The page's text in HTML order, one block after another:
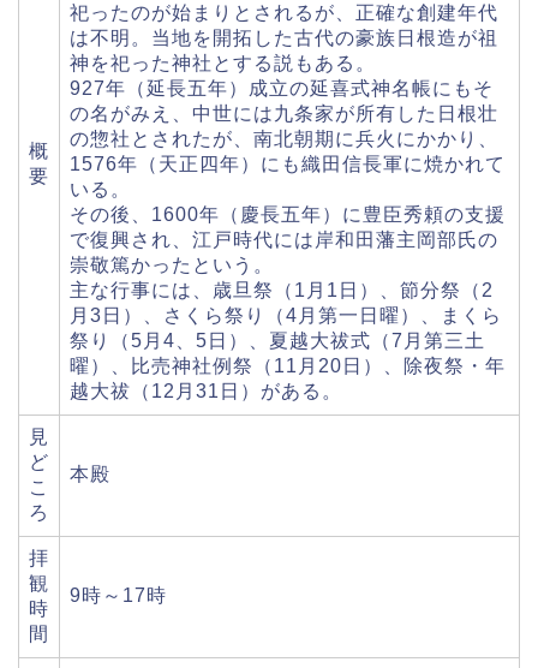
概
要
祀ったのが始まりとされるが、正確な創建年代
は不明。当地を開拓した古代の豪族日根造が祖
神を祀った神社とする説もある。
927年（延長五年）成立の延喜式神名帳にもそ
の名がみえ、中世には九条家が所有した日根壮
の惣社とされたが、南北朝期に兵火にかかり、
1576年（天正四年）にも織田信長軍に焼かれて
いる。
その後、1600年（慶長五年）に豊臣秀頼の支援
で復興され、江戸時代には岸和田藩主岡部氏の
崇敬篤かったという。
主な行事には、歳旦祭（1月1日）、節分祭（2
月3日）、さくら祭り（4月第一日曜）、まくら
祭り（5月4、5日）、夏越大祓式（7月第三土
曜）、比売神社例祭（11月20日）、除夜祭・年
越大祓（12月31日）がある。
見
ど
こ
ろ
本殿
拝
観
時
間
9時～17時